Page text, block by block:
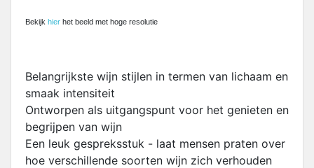
Bekijk hier het beeld met hoge resolutie
Belangrijkste wijn stijlen in termen van lichaam en
smaak intensiteit
Ontworpen als uitgangspunt voor het genieten en
begrijpen van wijn
Een leuk gespreksstuk - laat mensen praten over
hoe verschillende soorten wijn zich verhouden